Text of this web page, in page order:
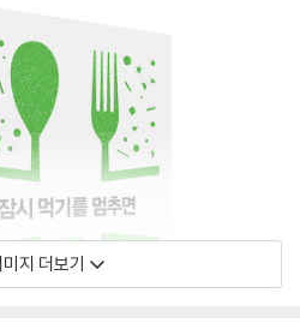
지 더보기